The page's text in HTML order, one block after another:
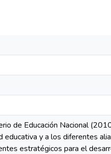
de Educación Nacional
educativa y a los diferentes
estratégicos para el